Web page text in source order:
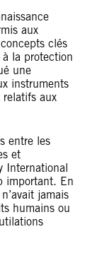
aux
clés
à la protection
une
instruments
relatifs aux
entre les
et
International
important. En
jamais
humains ou